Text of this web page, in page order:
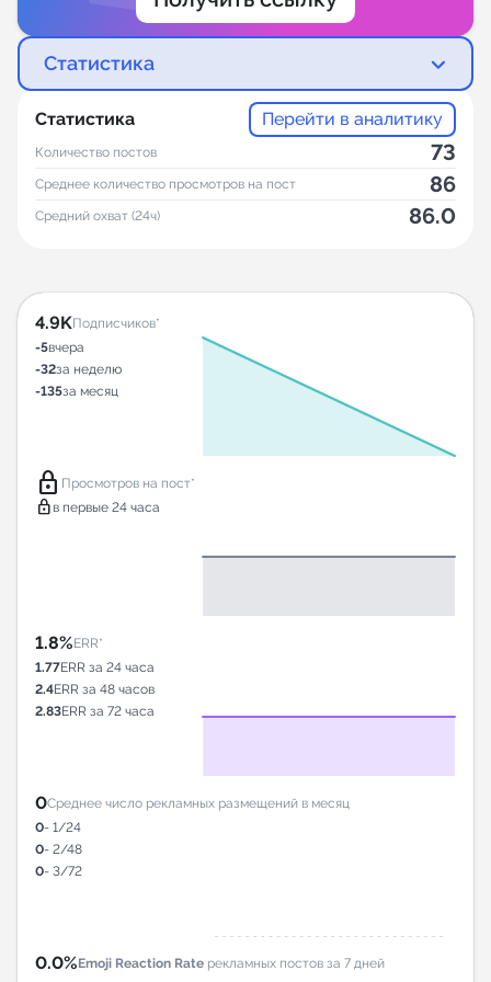
Статистика
Статистика Перейти в аналитику
Количество постов 73
Среднее количество просмотров на пост 86
Средний охват (24ч) 86.0
4.9KПодписчиков*
-5вчера
-32за неделю
-135за месяц
lock Просмотров на пост*
lock в первые 24 часа
1.8%ERR*
1.77ERR за 24 часа
2.4ERR за 48 часов
2.83ERR за 72 часа
0Среднее число рекламных размещений в месяц
0- 1/24
0- 2/48
0- 3/72
0.0%Emoji Reaction Rate рекламных постов за 7 дней